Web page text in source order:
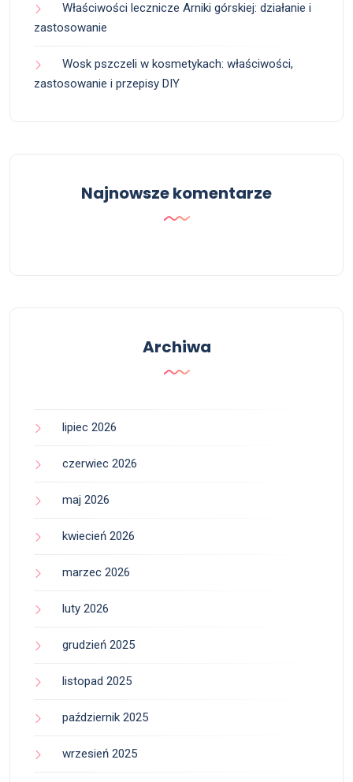
Właściwości lecznicze Arniki górskiej: działanie i
zastosowanie
Wosk pszczeli w kosmetykach: właściwości,
zastosowanie i przepisy DIY
Najnowsze komentarze
Archiwa
lipiec 2026
czerwiec 2026
maj 2026
kwiecień 2026
marzec 2026
luty 2026
grudzień 2025
listopad 2025
październik 2025
wrzesień 2025